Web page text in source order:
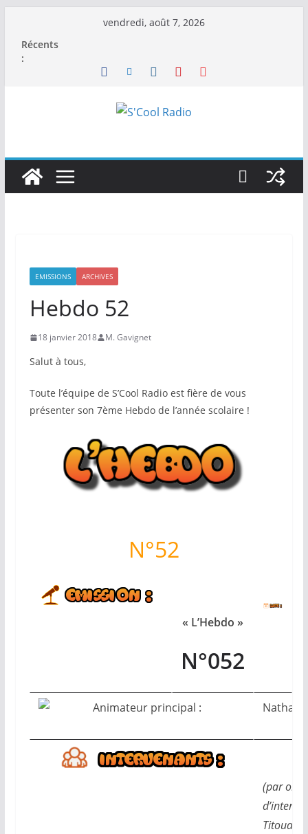
contenu
vendredi, août 7, 2026
Récents
:
EMISSIONS ARCHIVES
Hebdo 52
18 janvier 2018 M. Gavignet
Salut à tous,
Toute l’équipe de S’Cool Radio est fière de vous
présenter son 7ème Hebdo de l’année scolaire !
N°52
« L’Hebdo »
N°052
Nathan
(par
Titouan,